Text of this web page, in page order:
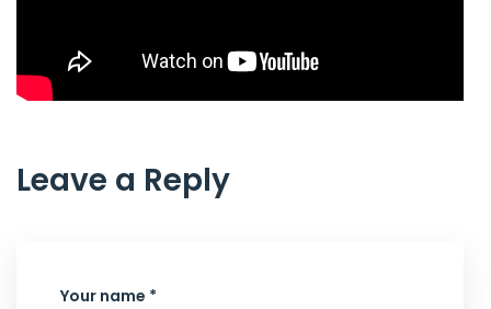
Leave a Reply
Your name *